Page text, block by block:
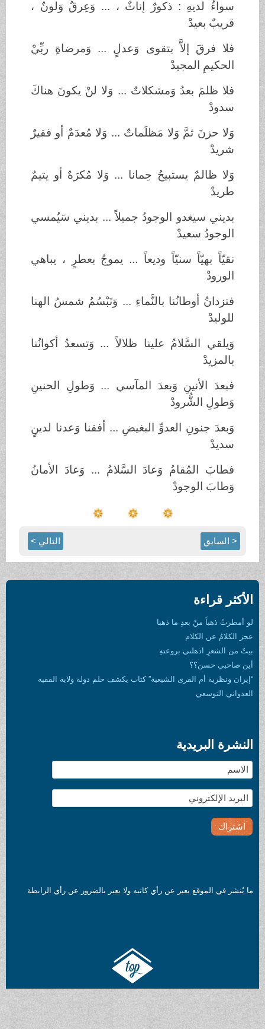
سواءٌ لديهِ : ذكورٌ إناثٌ ، ... وَعِرقٌ وَلونٌ ،
قريبٌ بعيدْ
فلا فرقَ إلاَّ بتقوى وَعدلٍ ... وَمرضاةِ ربِّيْ
الحكيمِ المجيدْ
فلا ظلمَ بعدُ وَمشكلاتٌ ... وَلا لنْ يكونَ هناكَ
سدودْ
وَلا حزنَ ثمَّ وَلا مَظلَماتٌ ... وَلا مُعدَمٌ أو فقيرٌ
شريدْ
وَلا ظالمٌ يستبيحُ حِمانا ... وَلا مُكرَهٌ أو يتيمٌ
طريدْ
بديني سيغدو الوجودُ جميلاً ... بديني سَيُمسي
الوجودُ سعيدْ
نقيّاً بهيّاً سنيّاً وديعاً ... يموجُ بعطرٍ ، يباهي
الورودْ
فتزدانُ أوطانُنا بالنَّماءِ ... وَتَبْسُمُ شمسُ الهنا
للوليدْ
وَيلقي السَّلامُ علينا ظلالاً ... وَتسعدُ أكوانُنا
بالمزيدْ
فبعدَ الأنينِ وَبعدَ المآسي ... وَطولِ الحنينِ
وَطولِ الشُّرودْ
وَبعدَ جنونِ العدوِّ البغيضِ ... أفقنا وَعدنا لدينٍ
سديدْ
فطابَ المُقامُ وَعادَ السَّلامُ ... وَعادَ الأمانُ
وَطابَ الوجودْ
< السابق التالي >
الأكثر قراءة
لو أمطرتْ ذهباً منْ بعدِ ما ذهبا
عجز الكلامُ عن الكلام
بيتٌ من الشعرِ اذهلني بروعتهِ
أين صاحبي حسن؟؟
“إيران ونظرية أم القرى الشيعية” كتاب يكشف حلم دولة ولاية الفقيه
العدواني التوسعي
النشرة البريدية
ما يُنشر في الموقع يعبر عن رأي كاتبه ولا يعبر بالضرور عن رأي الرابطة